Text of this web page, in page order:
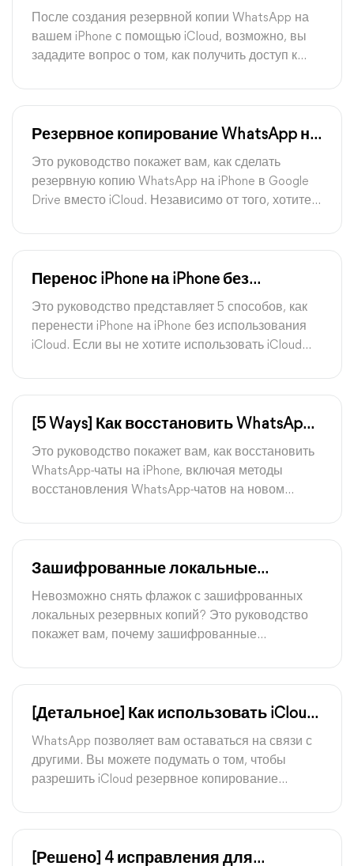
копии WhatsApp в iCloud
После создания резервной копии WhatsApp на
вашем iPhone с помощью iCloud, возможно, вы
зададите вопрос о том, как получить доступ к
WhatsApp в iCloud.
Резервное копирование WhatsApp на
iPhone в Google Drive вместо iCloud
Это руководство покажет вам, как сделать
резервную копию WhatsApp на iPhone в Google
Drive вместо iCloud. Независимо от того, хотите
Перенос iPhone на iPhone без
использования iCloud (5 простых
способов)
Это руководство представляет 5 способов, как
перенести iPhone на iPhone без использования
iCloud. Если вы не хотите использовать iCloud
[5 Ways] Как восстановить WhatsApp-
чаты на iPhone
Это руководство покажет вам, как восстановить
WhatsApp-чаты на iPhone, включая методы
восстановления WhatsApp-чатов на новом
Зашифрованные локальные
резервные копии затенены | Найти
решение здесь
Невозможно снять флажок с зашифрованных
локальных резервных копий? Это руководство
покажет вам, почему зашифрованные
[Детальное] Как использовать iCloud
для резервного копирования
WhatsApp
WhatsApp позволяет вам оставаться на связи с
другими. Вы можете подумать о том, чтобы
разрешить iCloud резервное копирование
WhatsApp в iCloud, а также ответить на все ваши
[Решено] 4 исправления для